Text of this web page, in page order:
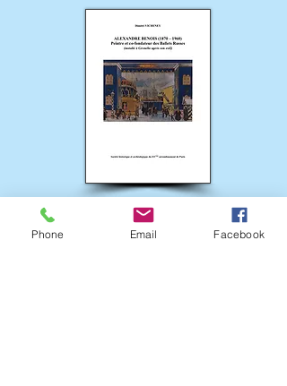
Phone Email Facebook